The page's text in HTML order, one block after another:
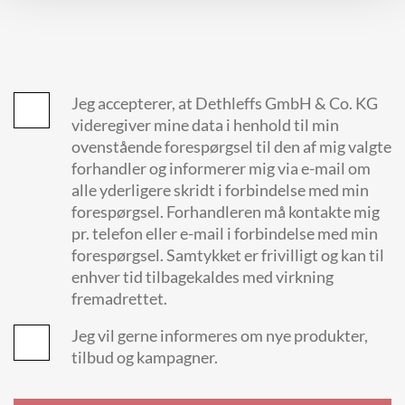
Jeg accepterer, at Dethleffs GmbH & Co. KG
videregiver mine data i henhold til min
ovenstående forespørgsel til den af mig valgte
forhandler og informerer mig via e-mail om
alle yderligere skridt i forbindelse med min
forespørgsel. Forhandleren må kontakte mig
pr. telefon eller e-mail i forbindelse med min
forespørgsel. Samtykket er frivilligt og kan til
enhver tid tilbagekaldes med virkning
fremadrettet.
Jeg vil gerne informeres om nye produkter,
tilbud og kampagner.